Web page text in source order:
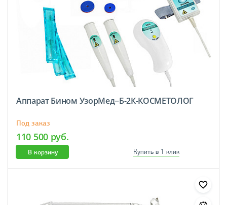
Аппарат Бином УзорМед−Б-2К-КОСМЕТОЛОГ
Под заказ
110 500 руб.
В корзину Купить в 1 клик